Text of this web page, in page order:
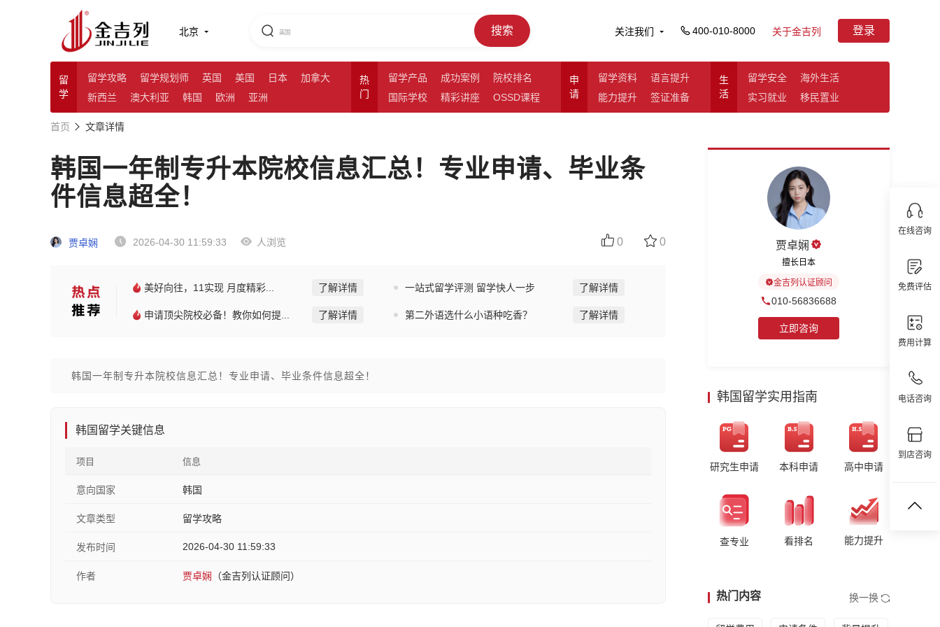
北京 搜索 关注我们 400-010-8000 关于金吉列 登录
留
学
留学攻略 留学规划师 英国 美国 日本
加拿大
新西兰
澳大利亚 韩国 欧洲 亚洲
热
门
留学产品 成功案例
院校排名
国际学校
精彩讲座 OSSD课程
申
请
留学资料
语言提升
能力提升
签证准备
生
活
留学安全
海外生活
实习就业
移民置业
在线咨询
免费评估
费用计算
电话咨询
到店咨询
首页 文章详情
韩国一年制专升本院校信息汇总！专业申请、毕业条
件信息超全！
贾卓娴 2026-04-30 11:59:33 人浏览 0 0
美好向往，11实现 月度精彩... 了解详情 一站式留学评测 留学快人一步 了解详情
申请顶尖院校必备！教你如何提... 了解详情 第二外语选什么小语种吃香？ 了解详情
韩国一年制专升本院校信息汇总！专业申请、毕业条件信息超全！
韩国留学关键信息
项目 信息
意向国家 韩国
文章类型 留学攻略
发布时间 2026-04-30 11:59:33
作者 贾卓娴 （金吉列认证顾问）
贾卓娴
擅长日本
金吉列认证顾问
010-56836688
立即咨询
韩国留学实用指南
研究生申请 本科申请 高中申请
查专业 看排名 能力提升
热门内容 换一换